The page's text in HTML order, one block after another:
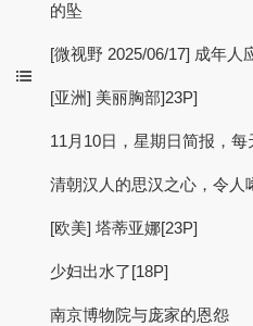
的坠
[微视野 2025/06/17] 成年人
[亚洲] 美丽胸部]23P]
11月10日，星期日简报，每
清朝汉人的思汉之心，令人
[欧美] 塔蒂亚娜[23P]
少妇出水了[18P]
南京博物院与庞家的恩怨